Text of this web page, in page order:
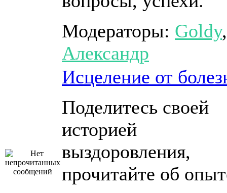
Модераторы: Goldy,
Александр
Исцеление от
Поделитесь своей
историей
выздоровления,
прочитайте об